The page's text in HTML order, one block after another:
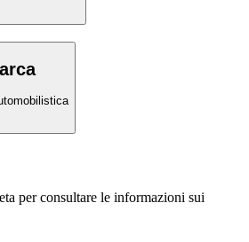
per consultare le informazioni sui